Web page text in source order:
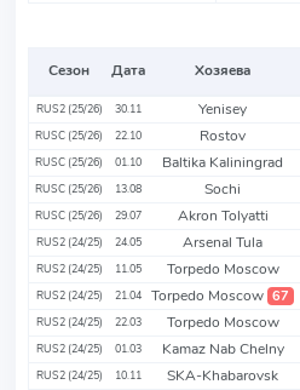
Сезон Дата Хозяева
RUS2 (25/26) 30.11 Yenisey
RUSC (25/26) 22.10 Rostov
RUSC (25/26) 01.10 Baltika Kaliningrad
RUSC (25/26) 13.08 Sochi
RUSC (25/26) 29.07 Akron Tolyatti
RUS2 (24/25) 24.05 Arsenal Tula
RUS2 (24/25) 11.05 Torpedo Moscow
RUS2 (24/25) 21.04 Torpedo Moscow 67
RUS2 (24/25) 22.03 Torpedo Moscow
RUS2 (24/25) 01.03 Kamaz Nab Chelny
RUS2 (24/25) 10.11 SKA-Khabarovsk